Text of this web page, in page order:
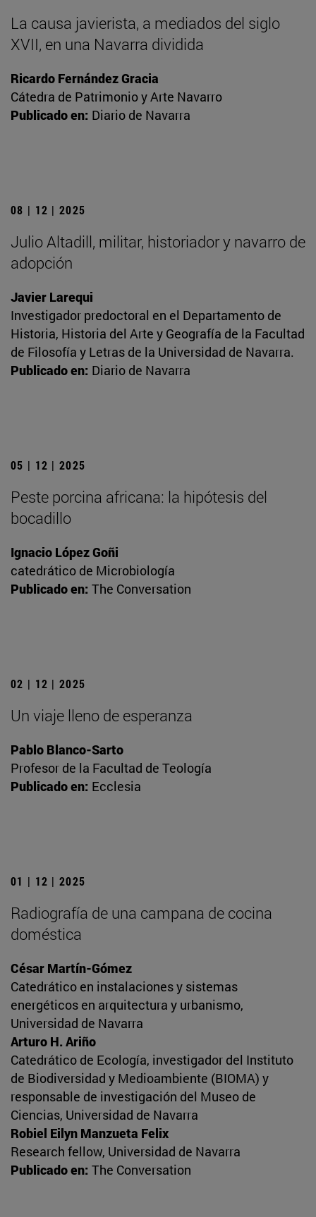
La causa javierista, a mediados del siglo
XVII, en una Navarra dividida
Ricardo Fernández Gracia
Cátedra de Patrimonio y Arte Navarro
Publicado en: Diario de Navarra
08 | 12 | 2025
Julio Altadill, militar, historiador y navarro de
adopción
Javier Larequi
Investigador predoctoral en el Departamento de
Historia, Historia del Arte y Geografía de la Facultad
de Filosofía y Letras de la Universidad de Navarra.
Publicado en: Diario de Navarra
05 | 12 | 2025
Peste porcina africana: la hipótesis del
bocadillo
Ignacio López Goñi
catedrático de Microbiología
Publicado en: The Conversation
02 | 12 | 2025
Un viaje lleno de esperanza
Pablo Blanco-Sarto
Profesor de la Facultad de Teología
Publicado en: Ecclesia
01 | 12 | 2025
Radiografía de una campana de cocina
doméstica
César Martín-Gómez
Catedrático en instalaciones y sistemas
energéticos en arquitectura y urbanismo,
Universidad de Navarra
Arturo H. Ariño
Catedrático de Ecología, investigador del Instituto
de Biodiversidad y Medioambiente (BIOMA) y
responsable de investigación del Museo de
Ciencias, Universidad de Navarra
Robiel Eilyn Manzueta Felix
Research fellow, Universidad de Navarra
Publicado en: The Conversation